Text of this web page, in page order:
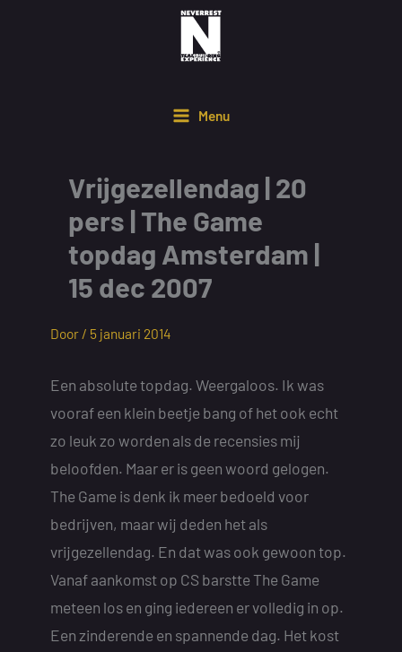
Menu
Vrijgezellendag | 20
pers | The Game
topdag Amsterdam |
15 dec 2007
Door / 5 januari 2014
Een absolute topdag. Weergaloos. Ik was
vooraf een klein beetje bang of het ook echt
zo leuk zo worden als de recensies mij
beloofden. Maar er is geen woord gelogen.
The Game is denk ik meer bedoeld voor
bedrijven, maar wij deden het als
vrijgezellendag. En dat was ook gewoon top.
Vanaf aankomst op CS barstte The Game
meteen los en ging iedereen er volledig in op.
Een zinderende en spannende dag. Het kost